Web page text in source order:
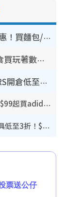
長者優惠｜OK便利店推樂悠咭優惠！買麵包/牛奶/保健品拍卡即減
【8月生日優惠2026】全港85大食買玩著數攻略 自助餐/火鍋放題同行免費＋誠品/DONKI送現金券
開倉優惠｜銅鑼灣MICHAEL KORS開倉低至17折！直擊$500起買手袋/銀包/鞋款 必買經典Jet Set系列
開倉優惠｜馬拉松開倉低至3折！直擊$99起買adidas／New Balance／Puma鞋款 STANLEY保溫杯劈價至$119起
廚具優惠｜普樂氏/意美廚/Buffalo廚具低至3折！$89起買煎鍋／炒鑊／個人鍋 同場小家電激減至$99起